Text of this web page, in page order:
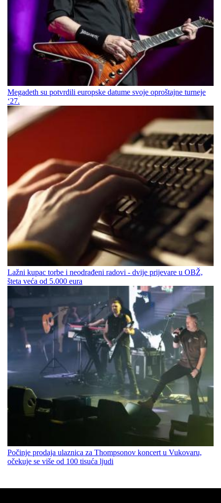
Megadeth su potvrdili europske datume svoje oproštajne turneje
‘27.
Lažni kupac torbe i neodrađeni radovi - dvije prijevare u OBŽ,
šteta veća od 5.000 eura
Počinje prodaja ulaznica za Thompsonov koncert u Vukovaru,
očekuje se više od 100 tisuća ljudi